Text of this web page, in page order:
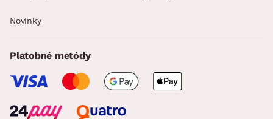
Novinky
Platobné metódy